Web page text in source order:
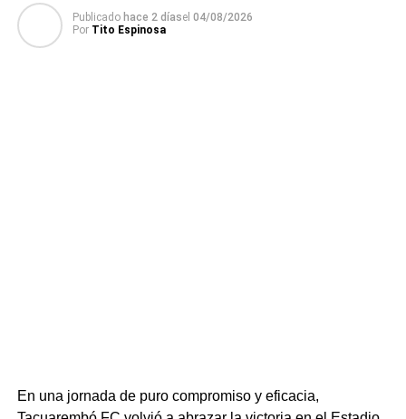
Publicado hace 2 díasel 04/08/2026
Por Tito Espinosa
En una jornada de puro compromiso y eficacia,